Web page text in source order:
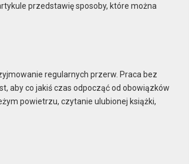
przedstawię sposoby, które można
regularnych przerw. Praca bez
aby co jakiś czas odpocząć od obowiązków
powietrzu, czytanie ulubionej książki,